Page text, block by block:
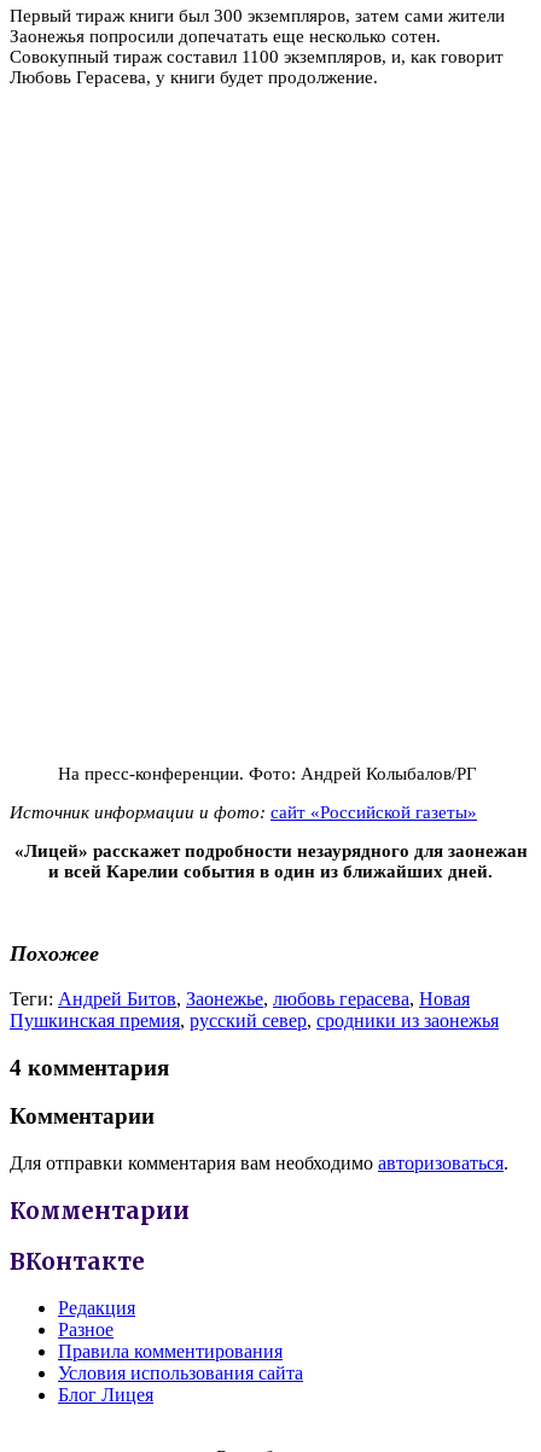
Первый тираж книги был 300 экземпляров, затем сами жители
Заонежья попросили допечатать еще несколько сотен.
Совокупный тираж составил 1100 экземпляров, и, как говорит
Любовь Герасева, у книги будет продолжение.
На пресс-конференции. Фото: Андрей Колыбалов/РГ
Источник информации и фото: сайт «Российской газеты»
«Лицей» расскажет подробности незаурядного для заонежан
и всей Карелии события в один из ближайших дней.
Похожее
Теги: Андрей Битов, Заонежье, любовь герасева, Новая
Пушкинская премия, русский север, сродники из заонежья
4 комментария
Комментарии
Для отправки комментария вам необходимо авторизоваться.
Комментарии
ВКонтакте
Редакция
Разное
Правила комментирования
Условия использования сайта
Блог Лицея